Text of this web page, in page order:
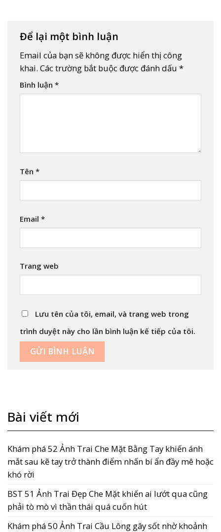
Bài viết mới
Khám phá 52 Ảnh Trai Che Mặt Bằng Tay khiến ánh
mắt sau kẽ tay trở thành điểm nhấn bí ẩn đầy mê hoặc
khó rời
BST 51 Ảnh Trai Đẹp Che Mặt khiến ai lướt qua cũng
phải tò mò vì thần thái quá cuốn hút
Khám phá 50 Ảnh Trai Cầu Lông gây sốt nhờ khoảnh
Để lại một bình luận
Email của bạn sẽ không được hiển thị công
khai. Các trường bắt buộc được đánh dấu *
Bình luận *
Tên *
Email *
Trang web
Lưu tên của tôi, email, và trang web trong
trình duyệt này cho lần bình luận kế tiếp của tôi.